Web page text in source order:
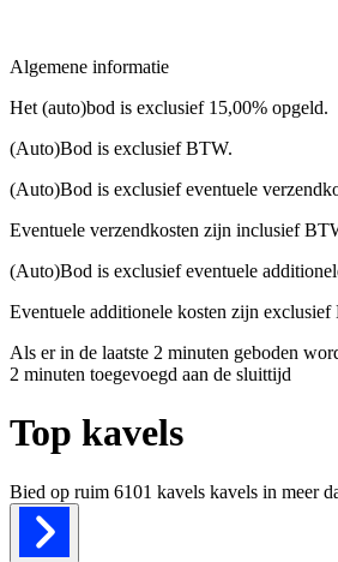
Algemene informatie
Het (auto)bod is exclusief 15,00% opgeld.
(Auto)Bod is exclusief BTW.
(Auto)Bod is exclusief eventuele
Eventuele verzendkosten zijn inclusief
(Auto)Bod is exclusief eventuele
Eventuele additionele kosten zijn
Als er in de laatste 2 minuten geboden
2 minuten toegevoegd aan de sluittijd
Top kavels
Bied op ruim 6101 kavels kavels in meer